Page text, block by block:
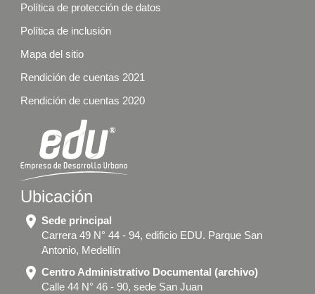
Política de protección de datos
Política de inclusión
Mapa del sitio
Rendición de cuentas 2021
Rendición de cuentas 2020
Ubicación
location_on Sede principal
Carrera 49 N° 44 - 94, edificio EDU. Parque San
Antonio, Medellín
location_on Centro Administrativo Documental (archivo)
Calle 44 N° 46 - 90, sede San Juan